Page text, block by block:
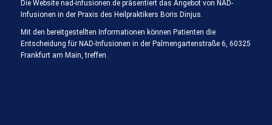
Die Website nad-infusionen.de präsentiert das Angebot von NAD-
Infusionen in der Praxis des Heilpraktikers Boris Dinjus.
Mit den bereitgestellten Informationen können Patienten die
Entscheidung für NAD-Infusionen in der Palmengartenstraße 6, 60325
Frankfurt am Main, treffen.